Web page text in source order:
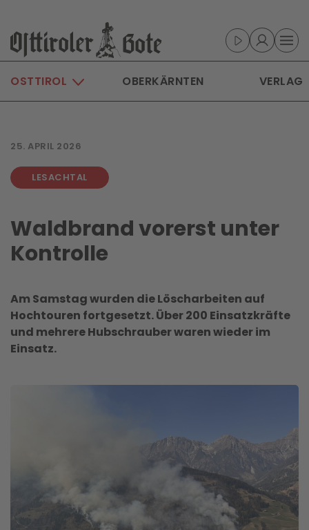
Skip to main content
OSTTIROL OBERKÄRNTEN VERLAG
25. APRIL 2026
LESACHTAL
Waldbrand vorerst unter
Kontrolle
Am Samstag wurden die Löscharbeiten auf
Hochtouren fortgesetzt. Über 200 Einsatzkräfte
und mehrere Hubschrauber waren wieder im
Einsatz.